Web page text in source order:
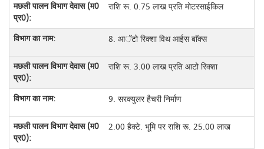
राशि रू. 0.75 लाख प्रति मोटरसाईकिल
8. आॅटो रिक्शा विथ आईस बाॅक्स
राशि रू. 3.00 लाख प्रति आटो रिक्शा
9. सरक्युलर हैचरी निर्माण
2.00 हैक्टे. भूमि पर राशि रू. 25.00 लाख